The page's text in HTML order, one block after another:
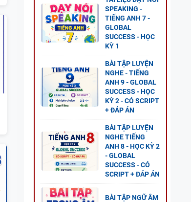
SPEAKING -
TIẾNG ANH 7 -
GLOBAL
SUCCESS - HỌC
KỲ 1
BÀI TẬP LUYỆN
NGHE - TIẾNG
ANH 9 - GLOBAL
SUCCESS - HỌC
KỲ 2 - CÓ SCRIPT
+ ĐÁP ÁN
BÀI TẬP LUYỆN
NGHE TIẾNG
ANH 8 - HỌC KỲ 2
- GLOBAL
SUCCESS - CÓ
SCRIPT + ĐÁP ÁN
BÀI TẬP NGỮ ÂM